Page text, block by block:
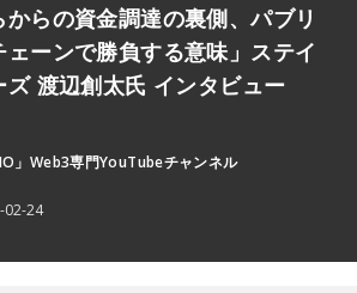
からの資金調達の裏側、パブリ
ェーンで勝負する意味」ステイ
ズ 渡辺創太氏 インタビュー
」Web3専門YouTubeチャンネル
02-24